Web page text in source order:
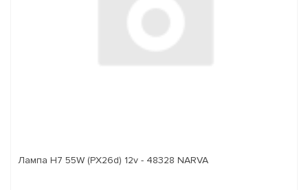
Лампа H7 55W (PX26d) 12v - 48328 NARVA